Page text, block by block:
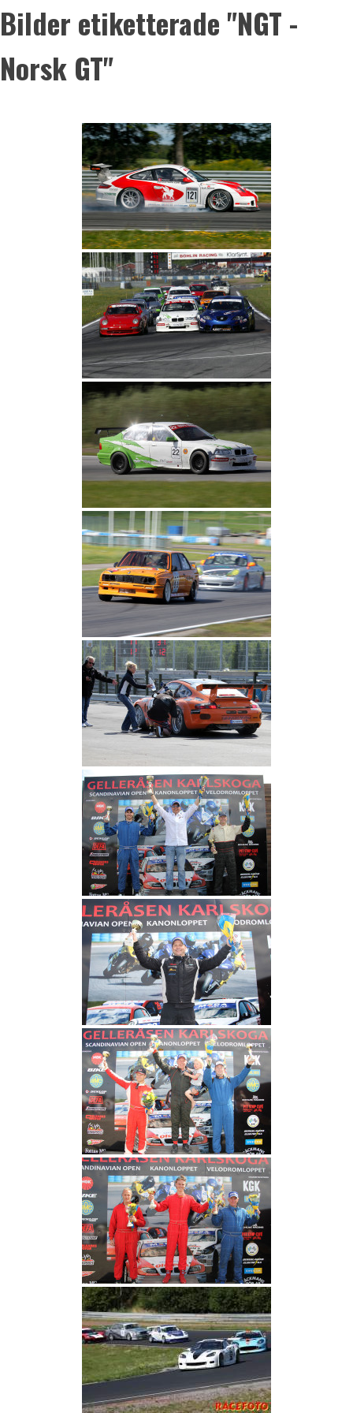
Bilder etiketterade "NGT -
Norsk GT"